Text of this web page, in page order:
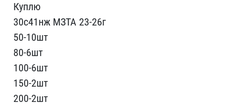
Куплю
30с41нж МЗТА 23-2​6г
50-10шт
80-6шт
100-6​шт
150-2шт
200-2шт